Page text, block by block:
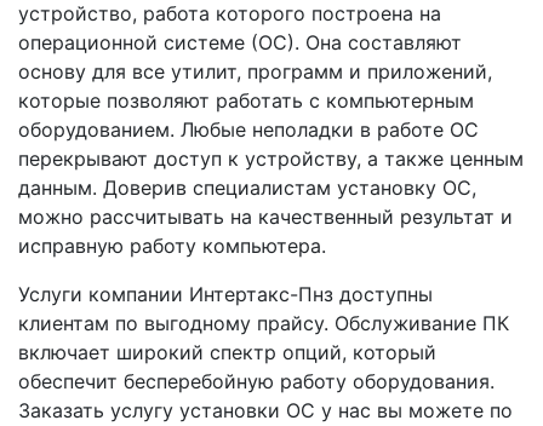
устройство, работа которого построена на
операционной системе (ОС). Она составляют
основу для все утилит, программ и приложений,
которые позволяют работать с компьютерным
оборудованием. Любые неполадки в работе ОС
перекрывают доступ к устройству, а также ценным
данным. Доверив специалистам установку ОС,
можно рассчитывать на качественный результат и
исправную работу компьютера.
Услуги компании Интертакс-Пнз доступны
клиентам по выгодному прайсу. Обслуживание ПК
включает широкий спектр опций, который
обеспечит бесперебойную работу оборудования.
Заказать услугу установки ОС у нас вы можете по